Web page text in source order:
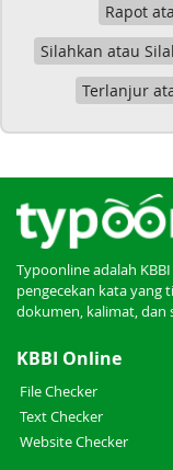
Rapot
Silahkan atau
Terlanjur
Typoonline adalah
pengecekan kata yang
dokumen, kalimat, dan
KBBI Online
File Checker
Text Checker
Website Checker